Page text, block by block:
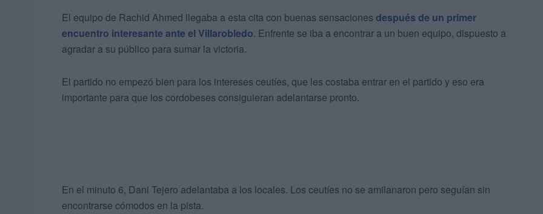
El equipo de Rachid Ahmed llegaba a esta cita con buenas sensaciones después de un primer
encuentro interesante ante el Villarobledo. Enfrente se iba a encontrar a un buen equipo, dispuesto a
agradar a su público para sumar la victoria.
El partido no empezó bien para los intereses ceutíes, que les costaba entrar en el partido y eso era
importante para que los cordobeses consiguieran adelantarse pronto.
En el minuto 6, Dani Tejero adelantaba a los locales. Los ceutíes no se amilanaron pero seguían sin
encontrarse cómodos en la pista.